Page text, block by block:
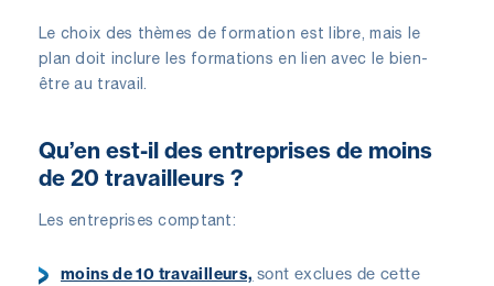
Le choix des thèmes de formation est libre, mais le
plan doit inclure les formations en lien avec le bien-
être au travail.
Qu’en est-il des entreprises de moins
de 20 travailleurs ?
Les entreprises comptant:
moins de 10 travailleurs, sont exclues de cette